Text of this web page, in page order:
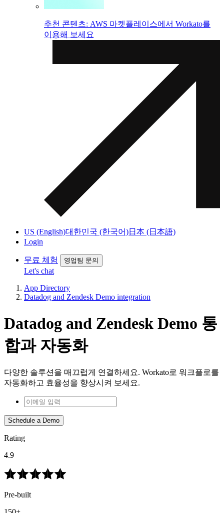
추천 콘텐츠: AWS 마켓플레이스에서 Workato를
이용해 보세요
US (English)대한민국 (한국어)日本 (日本語)
Login
무료 체험 영업팀 문의
Let's chat
App Directory
Datadog and Zendesk Demo integration
Datadog and Zendesk Demo 통
합과 자동화
다양한 솔루션을 매끄럽게 연결하세요. Workato로 워크플로를
자동화하고 효율성을 향상시켜 보세요.
Schedule a Demo
Rating
4.9
Pre-built